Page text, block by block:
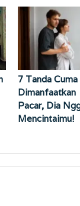
7 ⁠Tanda Cuma
Dimanfaatkan
Pacar, Dia
Mencintaimu!